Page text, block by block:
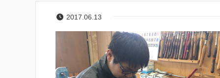
2017.06.13